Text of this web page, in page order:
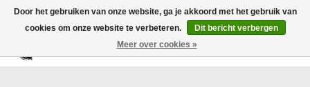
Verlanglijst
Door het gebruiken van onze website, ga je akkoord met het gebruik van
cookies om onze website te verbeteren.
Dit bericht verbergen
Meer over cookies »